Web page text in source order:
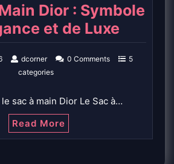
Dior : Symbole
et de Luxe
dcorner 0 Comments
5
categories
sac à main Dior Le Sac à…
Read More